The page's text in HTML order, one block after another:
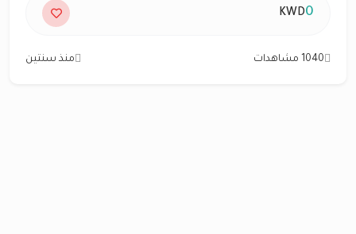
0
KWD
1040 مشاهدات منذ سنتين